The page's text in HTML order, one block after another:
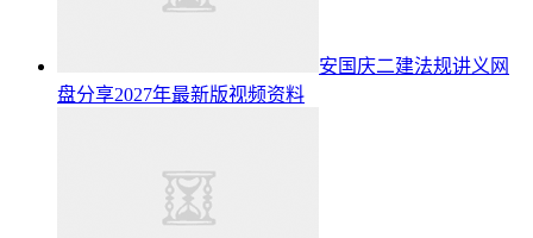
安国庆二建法规讲义网
盘分享2027年最新版视频资料